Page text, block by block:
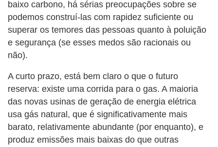
baixo carbono, há sérias preocupações sobre se
podemos construí-las com rapidez suficiente ou
superar os temores das pessoas quanto à poluição
e segurança (se esses medos são racionais ou
não).
A curto prazo, está bem claro o que o futuro
reserva: existe uma corrida para o gas. A maioria
das novas usinas de geração de energia elétrica
usa gás natural, que é significativamente mais
barato, relativamente abundante (por enquanto), e
produz emissões mais baixas do que outras